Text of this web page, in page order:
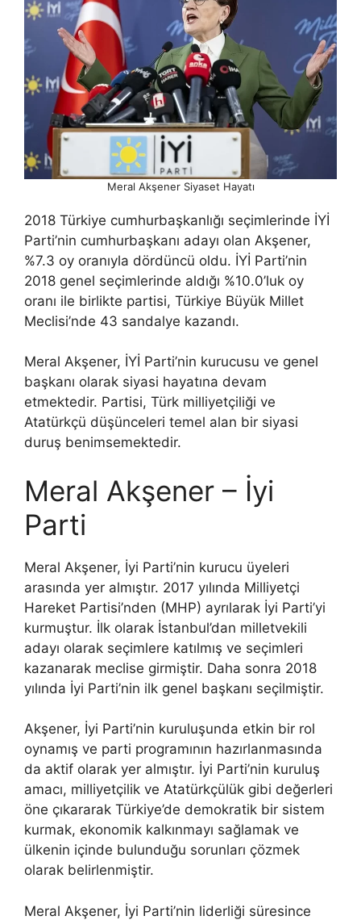
Meral Akşener Siyaset Hayatı
2018 Türkiye cumhurbaşkanlığı seçimlerinde İYİ
Parti’nin cumhurbaşkanı adayı olan Akşener,
%7.3 oy oranıyla dördüncü oldu. İYİ Parti’nin
2018 genel seçimlerinde aldığı %10.0’luk oy
oranı ile birlikte partisi, Türkiye Büyük Millet
Meclisi’nde 43 sandalye kazandı.
Meral Akşener, İYİ Parti’nin kurucusu ve genel
başkanı olarak siyasi hayatına devam
etmektedir. Partisi, Türk milliyetçiliği ve
Atatürkçü düşünceleri temel alan bir siyasi
duruş benimsemektedir.
Meral Akşener – İyi
Parti
Meral Akşener, İyi Parti’nin kurucu üyeleri
arasında yer almıştır. 2017 yılında Milliyetçi
Hareket Partisi’nden (MHP) ayrılarak İyi Parti’yi
kurmuştur. İlk olarak İstanbul’dan milletvekili
adayı olarak seçimlere katılmış ve seçimleri
kazanarak meclise girmiştir. Daha sonra 2018
yılında İyi Parti’nin ilk genel başkanı seçilmiştir.
Akşener, İyi Parti’nin kuruluşunda etkin bir rol
oynamış ve parti programının hazırlanmasında
da aktif olarak yer almıştır. İyi Parti’nin kuruluş
amacı, milliyetçilik ve Atatürkçülük gibi değerleri
öne çıkararak Türkiye’de demokratik bir sistem
kurmak, ekonomik kalkınmayı sağlamak ve
ülkenin içinde bulunduğu sorunları çözmek
olarak belirlenmiştir.
Meral Akşener, İyi Parti’nin liderliği süresince